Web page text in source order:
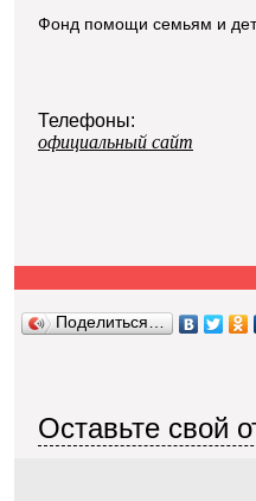
Фонд помощи семьям и
Телефоны:
официальный сайт
Поделиться…
Оставьте свой